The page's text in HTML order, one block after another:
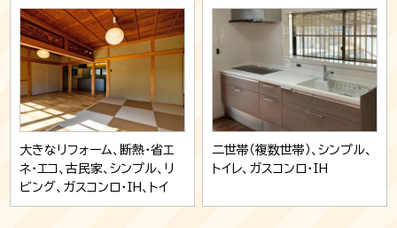
ノベーション
大きなリフォーム、断熱・省エ
ネ・エコ、古民家、シンプル、リ
ビング、ガスコンロ・IH、トイ
レ、キッチン、大規模リノベ、和
二世帯（複数世帯）、シンプル、
トイレ、ガスコンロ・IH